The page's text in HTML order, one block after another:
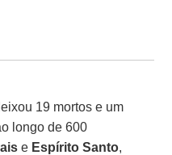
19 mortos e um
longo de 600
e Espírito Santo,